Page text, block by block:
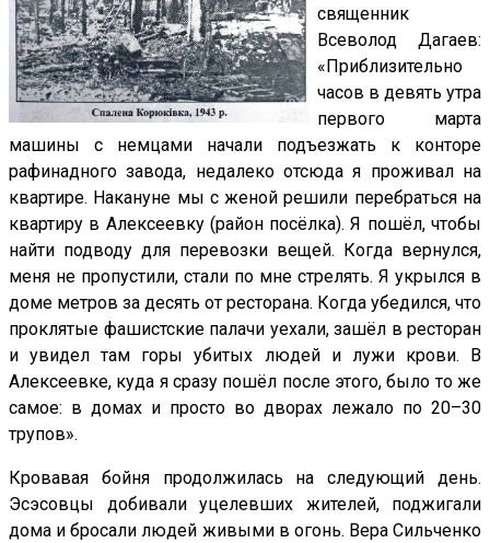
священник
Всеволод Дагаев:
«Приблизительно
часов в девять утра
первого марта
машины с немцами начали подъезжать к конторе
рафинадного завода, недалеко отсюда я проживал на
квартире. Накануне мы с женой решили перебраться на
квартиру в Алексеевку (район посёлка). Я пошёл, чтобы
найти подводу для перевозки вещей. Когда вернулся,
меня не пропустили, стали по мне стрелять. Я укрылся в
доме метров за десять от ресторана. Когда убедился, что
проклятые фашистские палачи уехали, зашёл в ресторан
и увидел там горы убитых людей и лужи крови. В
Алексеевке, куда я сразу пошёл после этого, было то же
самое: в домах и просто во дворах лежало по 20–30
трупов».
Кровавая бойня продолжилась на следующий день.
Эсэсовцы добивали уцелевших жителей, поджигали
дома и бросали людей живыми в огонь. Вера Сильченко